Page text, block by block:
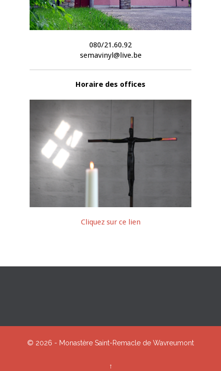
080/21.60.92
semavinyl@live.be
Horaire des offices
Cliquez sur ce lien
© 2026 - Monastère Saint-Remacle de Wavreumont
↑